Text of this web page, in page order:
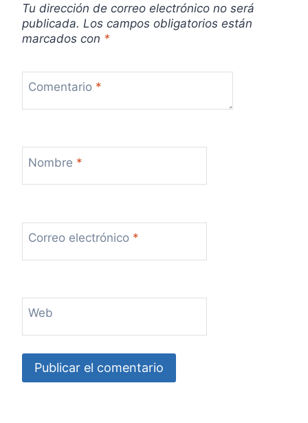
Tu dirección de correo electrónico no será
publicada. Los campos obligatorios están
marcados con *
Comentario *
Nombre *
Correo electrónico *
Web